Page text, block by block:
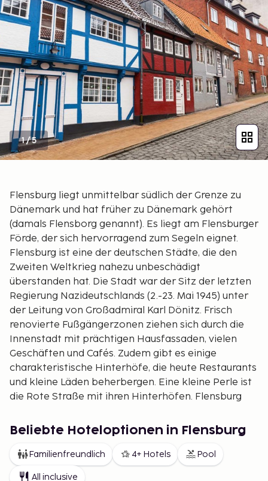
1/5
Flensburg liegt unmittelbar südlich der Grenze zu
Dänemark und hat früher zu Dänemark gehört
(damals Flensborg genannt). Es liegt am Flensburger
Förde, der sich hervorragend zum Segeln eignet.
Flensburg ist eine der deutschen Städte, die den
Zweiten Weltkrieg nahezu unbeschädigt
überstanden hat. Die Stadt war der Sitz der letzten
Regierung Nazideutschlands (2.-23. Mai 1945) unter
der Leitung von Großadmiral Karl Dönitz. Frisch
renovierte Fußgängerzonen ziehen sich durch die
Innenstadt mit prächtigen Hausfassaden, vielen
Geschäften und Cafés. Zudem gibt es einige
charakteristische Hinterhöfe, die heute Restaurants
und kleine Läden beherbergen. Eine kleine Perle ist
die Rote Straße mit ihren Hinterhöfen. Flensburg
Handelsstadt. Flensburg besitzt eine der besten
Handballmannschaften Europas.
Weihnachtsmarkt. Ein schöner Weihnachtsmarkt
wird in Flensburg vom 22. November bis 23.
Beliebte Hoteloptionen in Flensburg
Familienfreundlich 4+ Hotels Pool
All inclusive